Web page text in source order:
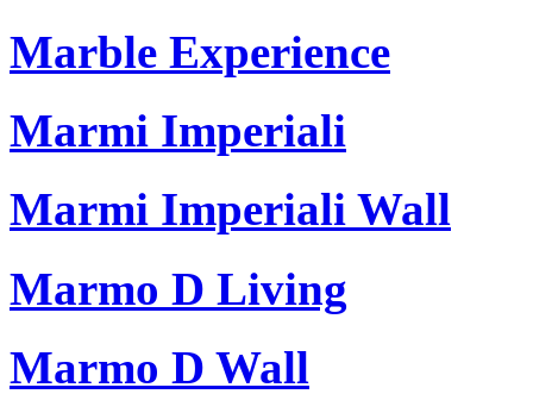
Marble Experience
Marmi Imperiali
Marmi Imperiali Wall
Marmo D Living
Marmo D Wall